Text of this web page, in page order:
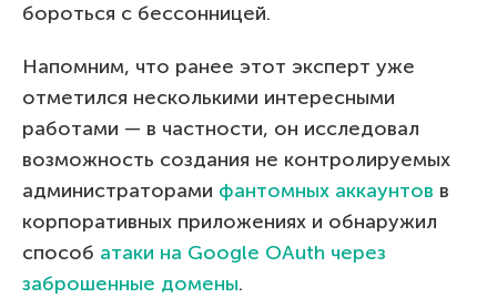
бороться с бессонницей.
Напомним, что ранее этот эксперт уже
отметился несколькими интересными
работами — в частности, он исследовал
возможность создания не контролируемых
администраторами фантомных аккаунтов в
корпоративных приложениях и обнаружил
способ атаки на Google OAuth через
заброшенные домены.